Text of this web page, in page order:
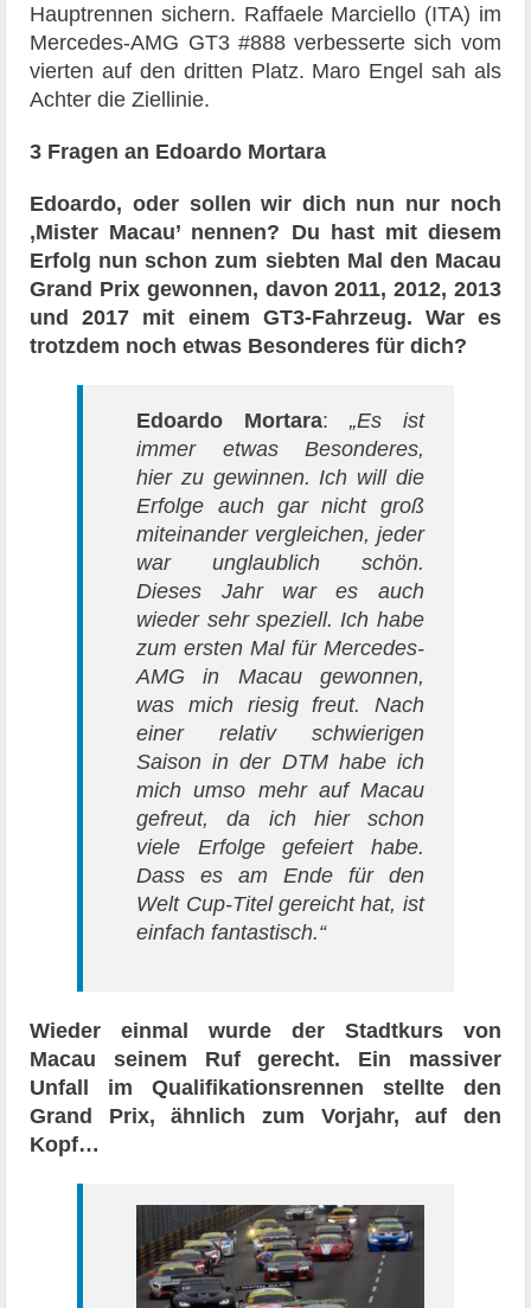
Hauptrennen sichern. Raffaele Marciello (ITA) im
Mercedes-AMG GT3 #888 verbesserte sich vom
vierten auf den dritten Platz. Maro Engel sah als
Achter die Ziellinie.
3 Fragen an Edoardo Mortara
Edoardo, oder sollen wir dich nun nur noch
‚Mister Macau’ nennen? Du hast mit diesem
Erfolg nun schon zum siebten Mal den Macau
Grand Prix gewonnen, davon 2011, 2012, 2013
und 2017 mit einem GT3-Fahrzeug. War es
trotzdem noch etwas Besonderes für dich?
Edoardo Mortara: „Es ist
immer etwas Besonderes,
hier zu gewinnen. Ich will die
Erfolge auch gar nicht groß
miteinander vergleichen, jeder
war unglaublich schön.
Dieses Jahr war es auch
wieder sehr speziell. Ich habe
zum ersten Mal für Mercedes-
AMG in Macau gewonnen,
was mich riesig freut. Nach
einer relativ schwierigen
Saison in der DTM habe ich
mich umso mehr auf Macau
gefreut, da ich hier schon
viele Erfolge gefeiert habe.
Dass es am Ende für den
Welt Cup-Titel gereicht hat, ist
einfach fantastisch.“
Wieder einmal wurde der Stadtkurs von
Macau seinem Ruf gerecht. Ein massiver
Unfall im Qualifikationsrennen stellte den
Grand Prix, ähnlich zum Vorjahr, auf den
Kopf…